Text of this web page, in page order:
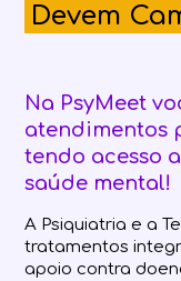
Devem
Na PsyMeet
atendimentos
tendo acesso
saúde mental!
A Psiquiatria e a
tratamentos
apoio contra